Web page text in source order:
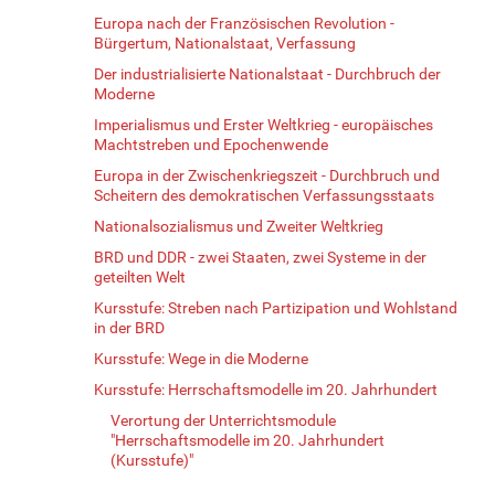
Europa nach der Französischen Revolution -
Bürgertum, Nationalstaat, Verfassung
Der industrialisierte Nationalstaat - Durchbruch der
Moderne
Imperialismus und Erster Weltkrieg - europäisches
Machtstreben und Epochenwende
Europa in der Zwischenkriegszeit - Durchbruch und
Scheitern des demokratischen Verfassungsstaats
Nationalsozialismus und Zweiter Weltkrieg
BRD und DDR - zwei Staaten, zwei Systeme in der
geteilten Welt
Kursstufe: Streben nach Partizipation und Wohlstand
in der BRD
Kursstufe: Wege in die Moderne
Kursstufe: Herrschaftsmodelle im 20. Jahrhundert
Verortung der Unterrichtsmodule
"Herrschaftsmodelle im 20. Jahrhundert
(Kursstufe)"